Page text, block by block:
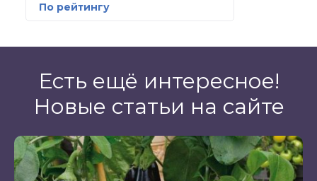
По рейтингу
Есть ещё интересное!
Новые статьи на сайте